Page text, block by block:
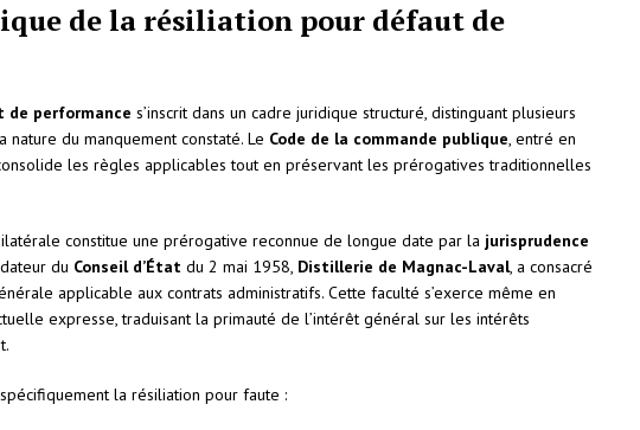
de la résiliation pour défaut de
performance s’inscrit dans un cadre juridique structuré, distinguant plusieurs
du manquement constaté. Le Code de la commande publique, entré en
les règles applicables tout en préservant les prérogatives traditionnelles
constitue une prérogative reconnue de longue date par la jurisprudence
du Conseil d’État du 2 mai 1958, Distillerie de Magnac-Laval, a consacré
applicable aux contrats administratifs. Cette faculté s’exerce même en
expresse, traduisant la primauté de l’intérêt général sur les intérêts
la résiliation pour faute :